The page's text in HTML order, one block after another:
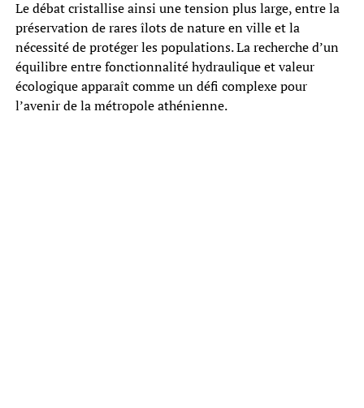
Le débat cristallise ainsi une tension plus large, entre la
préservation de rares îlots de nature en ville et la
nécessité de protéger les populations. La recherche d’un
équilibre entre fonctionnalité hydraulique et valeur
écologique apparaît comme un défi complexe pour
l’avenir de la métropole athénienne.